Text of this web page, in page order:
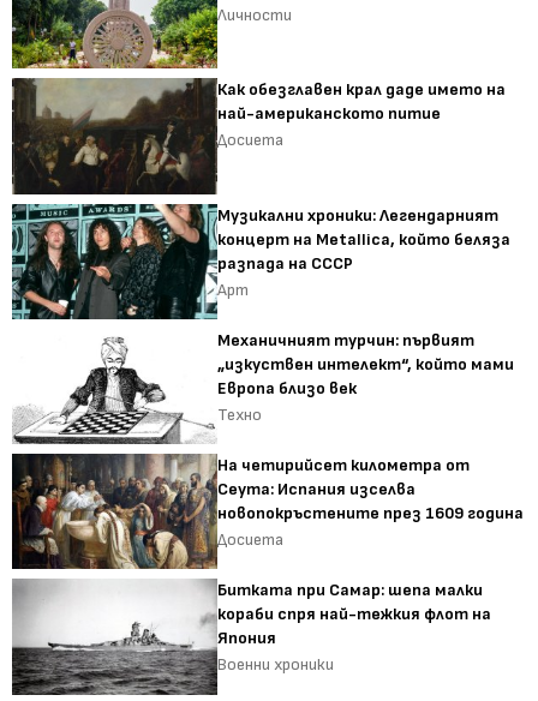
Личности
Как обезглавен крал даде името на
най-американското питие
Досиета
Музикални хроники: Легендарният
концерт на Metallica, който беляза
разпада на СССР
Арт
Механичният турчин: първият
„изкуствен интелект“, който мами
Европа близо век
Техно
На четирийсет километра от
Сеута: Испания изселва
новопокръстените през 1609 година
Досиета
Битката при Самар: шепа малки
кораби спря най-тежкия флот на
Япония
Военни хроники